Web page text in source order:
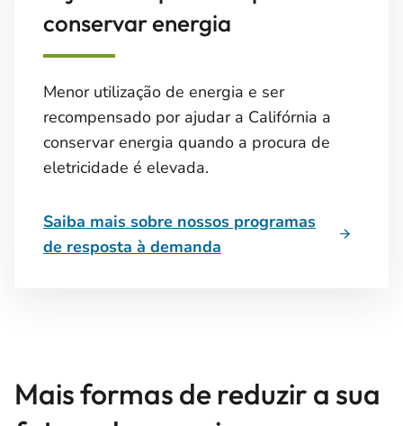
conservar energia
Menor utilização de energia e ser
recompensado por ajudar a Califórnia a
conservar energia quando a procura de
eletricidade é elevada.
Saiba mais sobre nossos programas
de resposta à demanda
Mais formas de reduzir a sua